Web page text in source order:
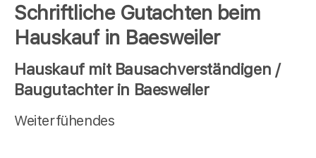
Schriftliche Gutachten beim
Hauskauf in Baesweiler
Hauskauf mit Bausachverständigen /
Baugutachter in Baesweiler
Weiterfühendes